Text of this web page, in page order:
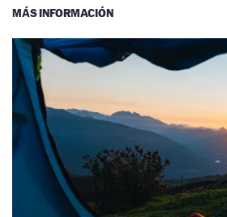
MÁS INFORMACIÓN